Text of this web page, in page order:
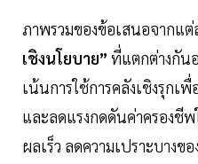
ภาพรวมของข้อเสนอจากแ
เชิงนโยบาย” ที่แตกต่างกัน
เน้นการใช้การคลังเชิงรุก
และลดแรงกดดันค่าครองชี
ผลเร็ว ลดความเปราะบางข